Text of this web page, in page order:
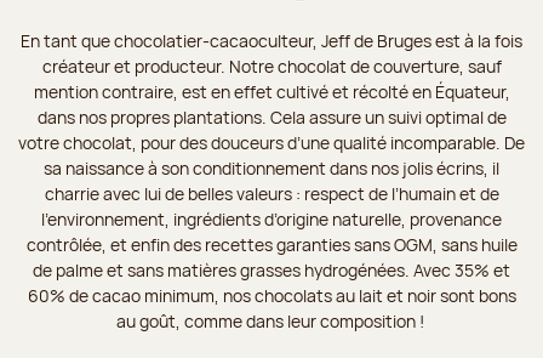
En tant que chocolatier-cacaoculteur, Jeff de Bruges est à la fois
créateur et producteur. Notre chocolat de couverture, sauf
mention contraire, est en effet cultivé et récolté en Équateur,
dans nos propres plantations. Cela assure un suivi optimal de
votre chocolat, pour des douceurs d’une qualité incomparable. De
sa naissance à son conditionnement dans nos jolis écrins, il
charrie avec lui de belles valeurs : respect de l’humain et de
l’environnement, ingrédients d’origine naturelle, provenance
contrôlée, et enfin des recettes garanties sans OGM, sans huile
de palme et sans matières grasses hydrogénées. Avec 35% et
60% de cacao minimum, nos chocolats au lait et noir sont bons
au goût, comme dans leur composition !